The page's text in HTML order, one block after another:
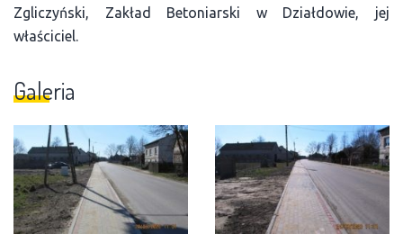
Zgliczyński, Zakład Betoniarski w Działdowie, jej
właściciel.
Galeria